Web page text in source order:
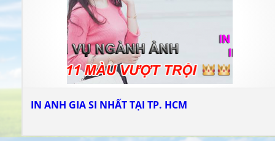
IN ANH GIA SI NHẤT TẠI TP. HCM